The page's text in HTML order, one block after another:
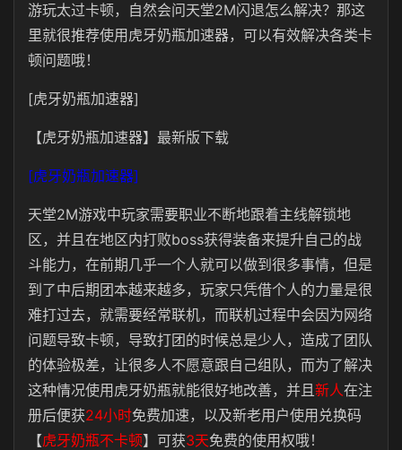
游玩太过卡顿，自然会问天堂2M闪退怎么解决？那这
里就很推荐使用虎牙奶瓶加速器，可以有效解决各类卡
顿问题哦！
[虎牙奶瓶加速器]
【虎牙奶瓶加速器】最新版下载
[虎牙奶瓶加速器]
天堂2M游戏中玩家需要职业不断地跟着主线解锁地
区，并且在地区内打败boss获得装备来提升自己的战
斗能力，在前期几乎一个人就可以做到很多事情，但是
到了中后期团本越来越多，玩家只凭借个人的力量是很
难打过去，就需要经常联机，而联机过程中会因为网络
问题导致卡顿，导致打团的时候总是少人，造成了团队
的体验极差，让很多人不愿意跟自己组队，而为了解决
这种情况使用虎牙奶瓶就能很好地改善，并且新人在注
册后便获24小时免费加速 ，以及新老用户使用兑换码
【虎牙奶瓶不卡顿】可获3天免费的使用权哦！